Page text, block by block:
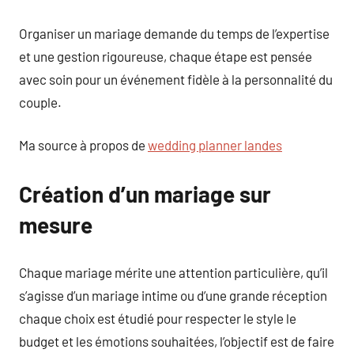
Organiser un mariage demande du temps de l’expertise
et une gestion rigoureuse, chaque étape est pensée
avec soin pour un événement fidèle à la personnalité du
couple.
Ma source à propos de wedding planner landes
Création d’un mariage sur
mesure
Chaque mariage mérite une attention particulière, qu’il
s’agisse d’un mariage intime ou d’une grande réception
chaque choix est étudié pour respecter le style le
budget et les émotions souhaitées, l’objectif est de faire